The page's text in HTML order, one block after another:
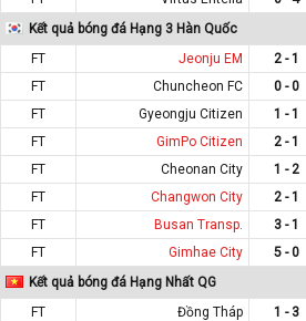
Kết quả bóng đá Hạng 3 Hàn Quốc
FT
Jeonju EM 2 - 1
FT
Chuncheon FC 0 - 0
FT
Gyeongju Citizen 1 - 1
FT
GimPo Citizen 2 - 1
FT
Cheonan City 1 - 2
FT
Changwon City 2 - 1
FT
Busan Transp. 3 - 1
FT
Gimhae City 5 - 0
Kết quả bóng đá Hạng Nhất QG
FT
Đồng Tháp 1 - 3